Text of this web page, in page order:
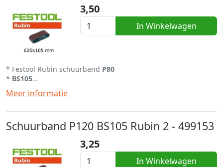
3,50
In Winkelwagen
* Festool Rubin schuurband P80
* BS105
* Per stuk af te nemen
* Alle schuurvellen uit
Meer informatie
Schuurband P120 BS105 Rubin 2 - 499153
3,25
In Winkelwagen